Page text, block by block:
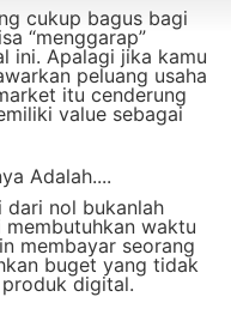
cukup bagus bagi
“menggarap”
ini. Apalagi jika kamu
peluang usaha
itu cenderung
value sebagai
Adalah....
nol bukanlah
waktu
membayar seorang
buget yang tidak
digital.